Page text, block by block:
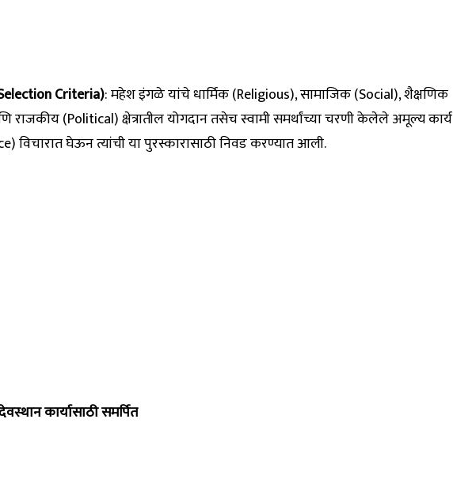
Criteria): महेश इंगळे यांचे धार्मिक (Religious), सामाजिक (Social), शैक्षणिक
(Political) क्षेत्रातील योगदान तसेच स्वामी समर्थांच्या चरणी केलेले अमूल्य कार्य
विचारात घेऊन त्यांची या पुरस्कारासाठी निवड करण्यात आली.
कार्यासाठी समर्पित